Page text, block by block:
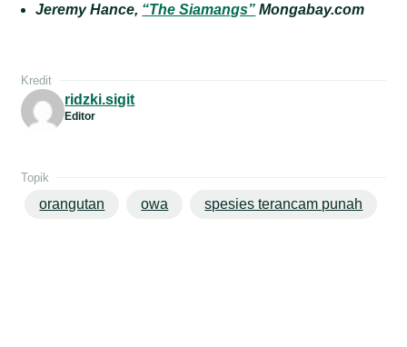
Jeremy Hance, “The Siamangs” Mongabay.com
Kredit
ridzki.sigit
Editor
Topik
orangutan owa spesies terancam punah